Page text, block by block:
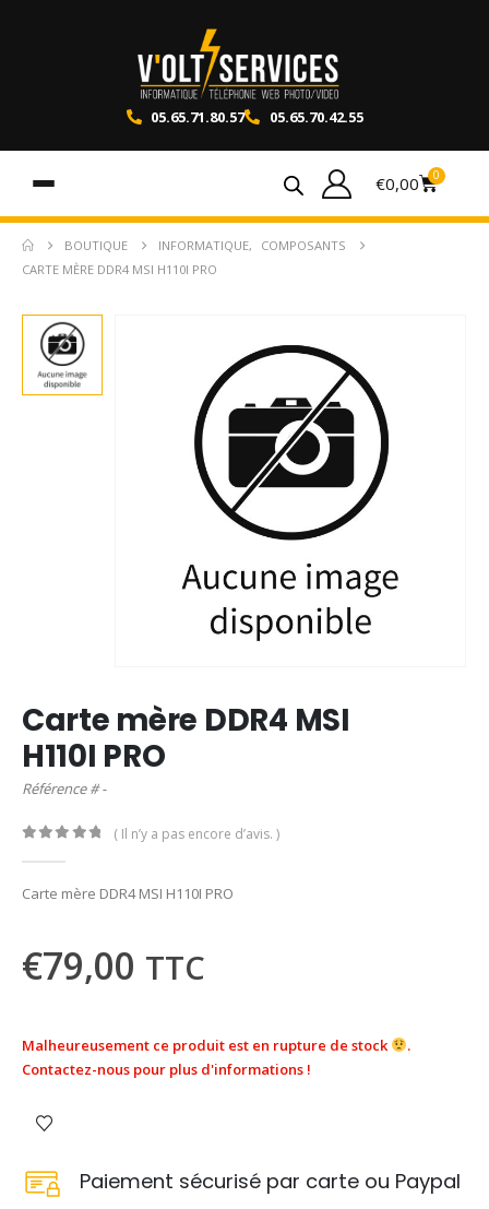
05.65.71.80.57 05.65.70.42.55
€0,00 0
BOUTIQUE INFORMATIQUE,
COMPOSANTS
CARTE MÈRE DDR4 MSI H110I PRO
Carte mère DDR4 MSI
H110I PRO
Référence # -
( Il n’y a pas encore d’avis. )
Carte mère DDR4 MSI H110I PRO
€79,00 TTC
Malheureusement ce produit est en rupture de stock
.
Contactez-nous pour plus d'informations !
Paiement sécurisé par carte ou Paypal